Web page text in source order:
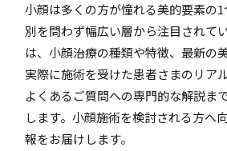
小顔は多くの方が憧れる美的要素の
別を問わず幅広い層から注目されて
は、小顔治療の種類や特徴、最新の
実際に施術を受けた患者さまのリア
よくあるご質問への専門的な解説ま
します。小顔施術を検討される方へ
報をお届けします。